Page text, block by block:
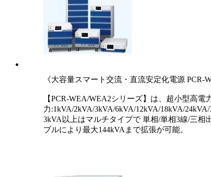
《大容量スマート交流・直流安定化電源 PCR-
【PCR-WEA/WEA2シリーズ】は、超小型高
力:1kVA/2kVA/3kVA/6kVA/12kVA/18kVA/
3kVA以上はマルチタイプで 単相/単相3線/三相
ブルにより最大144kVAまで拡張が可能。